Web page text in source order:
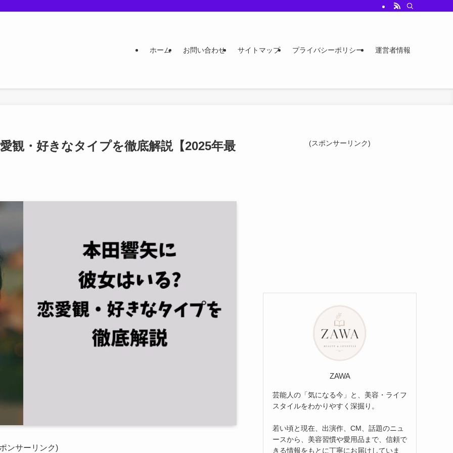
ホーム お問い合わせ サイトマップ プライバシーポリシー 運営者情報
観・好きなタイプを徹底解説【2025年最
ンサーリンク)
(スポンサーリンク)
ZAWA
芸能人の「気になる今」と、美容・ライフ
スタイルをわかりやすく深掘り。
若い頃と現在、出演作、CM、話題のニュ
ースから、美容習慣や愛用品まで、信頼で
きる情報をもとに丁寧にお届けしていま